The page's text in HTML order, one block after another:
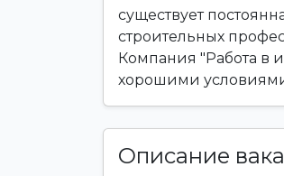
существует
строительных
Компания "Работа в
хорошими
Описание